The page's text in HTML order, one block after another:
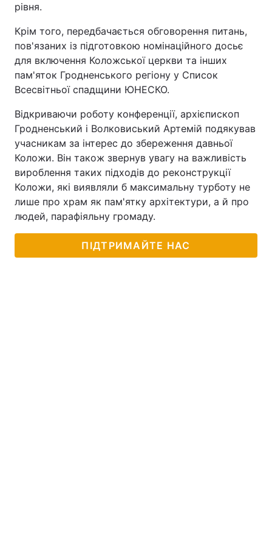
рівня.
Крім того, передбачається обговорення питань,
пов'язаних із підготовкою номінаційного досьє
для включення Коложської церкви та інших
пам'яток Гродненського регіону у Список
Всесвітньої спадщини ЮНЕСКО.
Відкриваючи роботу конференції, архієпископ
Гродненський і Волковиський Артемій подякував
учасникам за інтерес до збереження давньої
Коложи. Він також звернув увагу на важливість
вироблення таких підходів до реконструкції
Коложи, які виявляли б максимальну турботу не
лише про храм як пам'ятку архітектури, а й про
людей, парафіяльну громаду.
ПІДТРИМАЙТЕ НАС